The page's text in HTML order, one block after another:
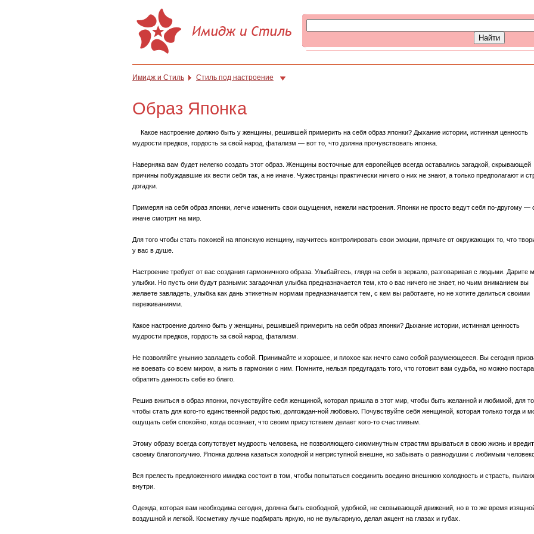
Имидж и Стиль Стиль под настроение
Образ Японка
Какое настроение должно быть у женщины, решившей примерить на себя образ японки? Дыхание истории, истинная ценность
мудрости предков, гордость за свой народ, фатализм — вот то, что должна прочувствовать японка.
Наверняка вам будет нелегко создать этот образ. Женщины восточные для европейцев всегда оставались загадкой, скрывающей
причины побуждавшие их вести себя так, а не иначе. Чужестранцы практически ничего о них не знают, а только предполагают и
догадки.
Примеряя на себя образ японки, легче изменить свои ощущения, нежели настроения. Японки не просто ведут себя по-другому —
иначе смотрят на мир.
Для того чтобы стать похожей на японскую женщину, научитесь контролировать свои эмоции, прячьте от окружающих то, что
у вас в душе.
Настроение требует от вас создания гармоничного образа. Улыбайтесь, глядя на себя в зеркало, разговаривая с людьми. Дарите
улыбки. Но пусть они будут разными: загадочная улыбка предназначается тем, кто о вас ничего не знает, но чьим вниманием вы
желаете завладеть, улыбка как дань этикетным нормам предназначается тем, с кем вы работаете, но не хотите делиться своими
переживаниями.
Какое настроение должно быть у женщины, решившей примерить на себя образ японки? Дыхание истории, истинная ценность
мудрости предков, гордость за свой народ, фатализм.
Не позволяйте унынию завладеть собой. Принимайте и хорошее, и плохое как нечто само собой разумеющееся. Вы сегодня
не воевать со всем миром, а жить в гармонии с ним. Помните, нельзя предугадать того, что готовит вам судьба, но можно
обратить данность себе во благо.
Решив вжиться в образ японки, почувствуйте себя женщиной, которая пришла в этот мир, чтобы быть желанной и любимой, для
чтобы стать для кого-то единственной радостью, долгождан-ной любовью. Почувствуйте себя женщиной, которая только тогда и
ощущать себя спокойно, когда осознает, что своим присутствием делает кого-то счастливым.
Этому образу всегда сопутствует мудрость человека, не позволяющего сиюминутным страстям врываться в свою жизнь и
своему благополучию. Японка должна казаться холодной и неприступной внешне, но забывать о равнодушии с любимым
Вся прелесть предложенного имиджа состоит в том, чтобы попытаться соединить воедино внешнюю холодность и страсть,
внутри.
Одежда, которая вам необходима сегодня, должна быть свободной, удобной, не сковывающей движений, но в то же время
воздушной и легкой. Косметику лучше подбирать яркую, но не вульгарную, делая акцент на глазах и губах.